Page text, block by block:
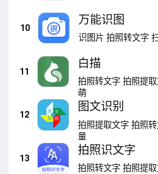
10
万能识图
识图片 拍照转文字
11
白描
拍照转文字 拍照提
萌
12
图文识别
拍照提取文字 拍照
量
13
拍照识文字
拍照转文字 拍照提